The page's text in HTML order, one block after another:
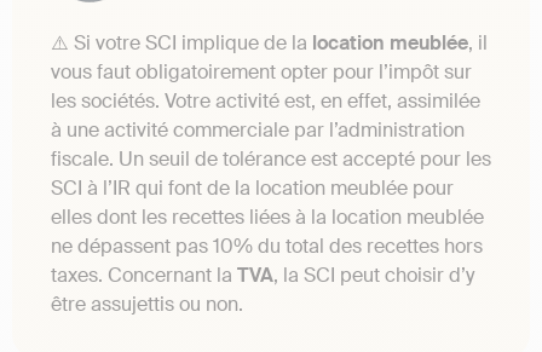
⚠️ Si votre SCI implique de la location meublée, il
vous faut obligatoirement opter pour l’impôt sur
les sociétés. Votre activité est, en effet, assimilée
à une activité commerciale par l’administration
fiscale. Un seuil de tolérance est accepté pour les
SCI à l’IR qui font de la location meublée pour
elles dont les recettes liées à la location meublée
ne dépassent pas 10% du total des recettes hors
taxes. Concernant la TVA, la SCI peut choisir d’y
être assujettis ou non.